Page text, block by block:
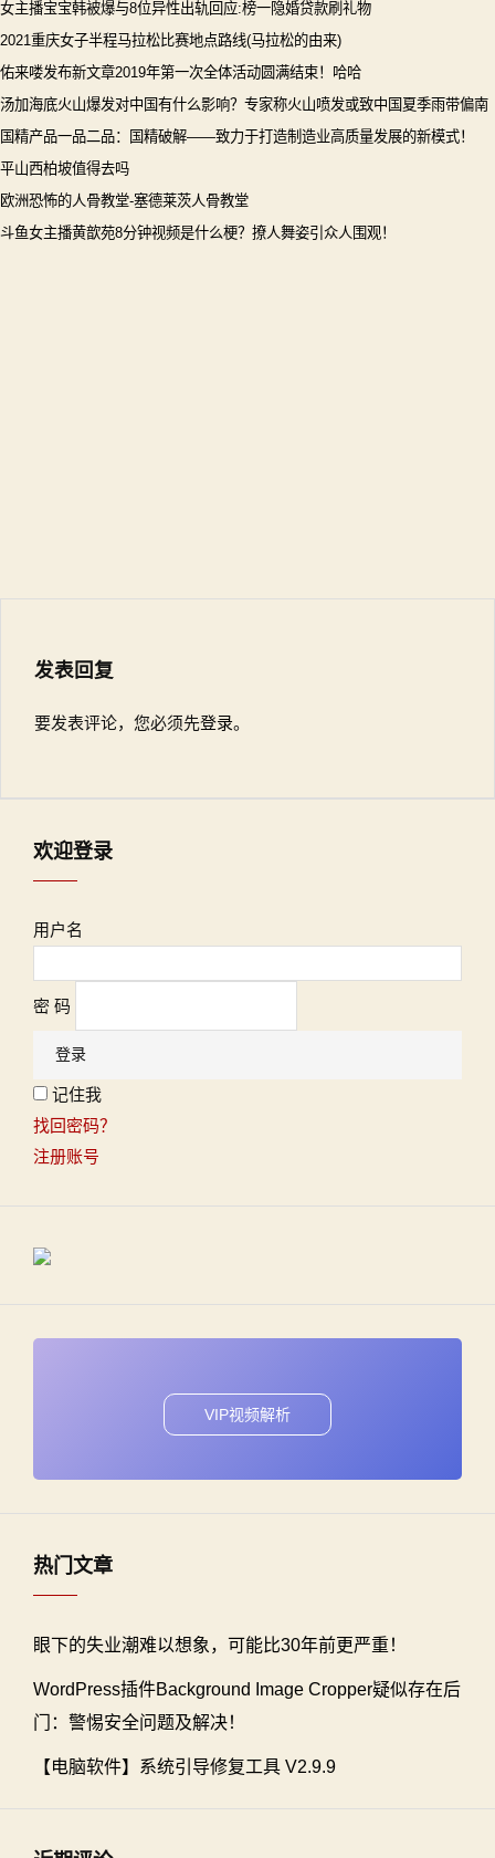
女主播宝宝韩被爆与8位异性出轨回应:榜一隐婚贷款刷礼物
2021重庆女子半程马拉松比赛地点路线(马拉松的由来)
佑来喽发布新文章2019年第一次全体活动圆满结束！哈哈
汤加海底火山爆发对中国有什么影响？专家称火山喷发或致中国夏季雨带偏南
国精产品一品二品：国精破解——致力于打造制造业高质量发展的新模式！
平山西柏坡值得去吗
欧洲恐怖的人骨教堂-塞德莱茨人骨教堂
斗鱼女主播黄歆苑8分钟视频是什么梗？撩人舞姿引众人围观！
发表回复
要发表评论，您必须先登录。
欢迎登录
用户名
密 码
记住我
找回密码？
注册账号
VIP视频解析
热门文章
眼下的失业潮难以想象，可能比30年前更严重！
WordPress插件Background Image Cropper疑似存在后
门：警惕安全问题及解决！
【电脑软件】系统引导修复工具 V2.9.9